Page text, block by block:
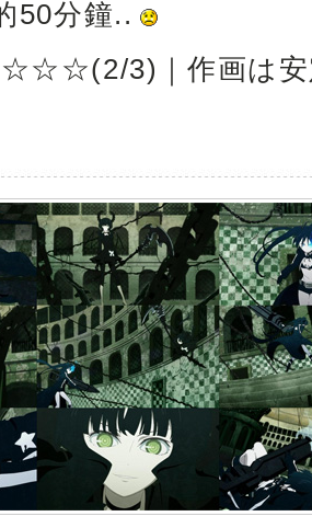
50分鐘..
3)｜作画は安